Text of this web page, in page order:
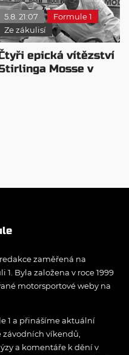
5.8. 21:07
Formule 1
Ze zákulisí
epická vítězství
Mosse v
zaměřená na
Byla založena v roce 1999
motorsportové weby na
1 a přinášíme aktuální
víkendů,
a komentáře k dění v